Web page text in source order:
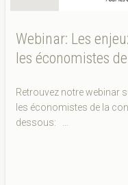
Webinar: Les
les économistes
Retrouvez notre webinar
les économistes de la
dessous: ...